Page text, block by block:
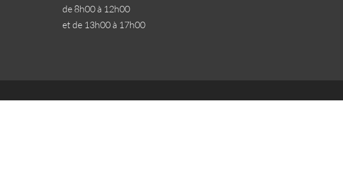
de 8h00 à 12h00
et de 13h00 à 17h00